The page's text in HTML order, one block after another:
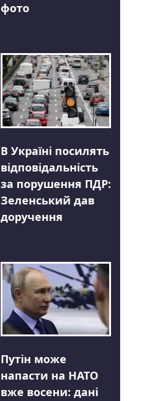
фото
В Україні посилять
відповідальність
за порушення ПДР:
Зеленський дав
доручення
Путін може
напасти на НАТО
вже восени: дані